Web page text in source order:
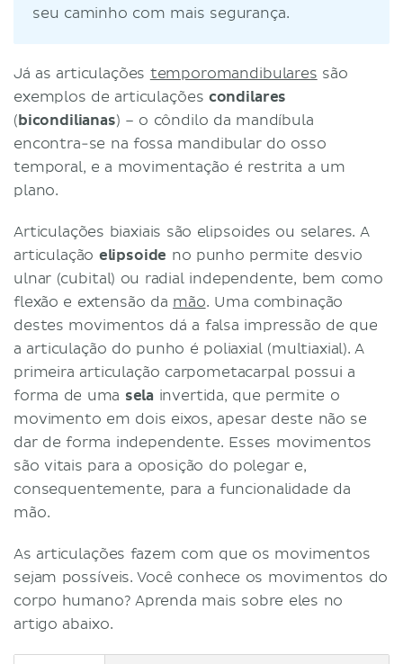
seu caminho com mais segurança.
Já as articulações temporomandibulares são
exemplos de articulações condilares
(bicondilianas) – o côndilo da mandíbula
encontra-se na fossa mandibular do osso
temporal, e a movimentação é restrita a um
plano.
Articulações biaxiais são elipsoides ou selares. A
articulação elipsoide no punho permite desvio
ulnar (cubital) ou radial independente, bem como
flexão e extensão da mão. Uma combinação
destes movimentos dá a falsa impressão de que
a articulação do punho é poliaxial (multiaxial). A
primeira articulação carpometacarpal possui a
forma de uma sela invertida, que permite o
movimento em dois eixos, apesar deste não se
dar de forma independente. Esses movimentos
são vitais para a oposição do polegar e,
consequentemente, para a funcionalidade da
mão.
As articulações fazem com que os movimentos
sejam possíveis. Você conhece os movimentos do
corpo humano? Aprenda mais sobre eles no
artigo abaixo.